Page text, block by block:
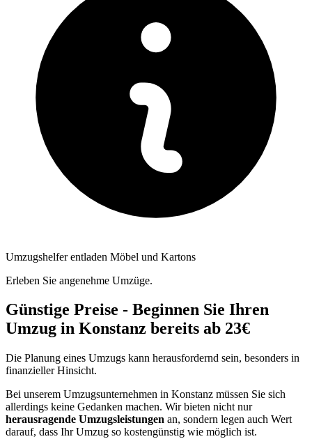
Umzugshelfer entladen Möbel und Kartons
Erleben Sie angenehme Umzüge.
Günstige Preise - Beginnen Sie Ihren
Umzug in Konstanz bereits ab 23€
Die Planung eines Umzugs kann herausfordernd sein, besonders in
finanzieller Hinsicht.
Bei unserem Umzugsunternehmen in Konstanz müssen Sie sich
allerdings keine Gedanken machen. Wir bieten nicht nur
herausragende Umzugsleistungen an, sondern legen auch Wert
darauf, dass Ihr Umzug so kostengünstig wie möglich ist.